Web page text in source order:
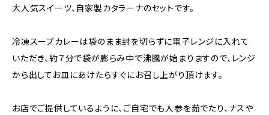
大人気スイーツ、自家製カタラーナのセットです。
冷凍スープカレーは袋のまま封を切らずに電子レンジに入れて
いただき、約７分で袋が膨らみ中で沸騰が始まりますので、レンジ
から出してお皿にあけたらすぐにお召し上がり頂けます。
お店でご提供しているように、ご自宅でも人参を茹でたり、ナスや